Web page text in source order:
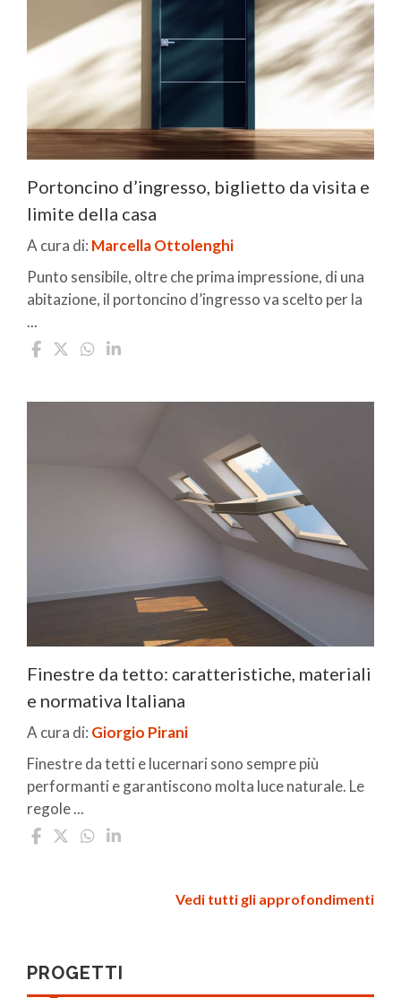
Portoncino d’ingresso, biglietto da visita e
limite della casa
A cura di: Marcella Ottolenghi
Punto sensibile, oltre che prima impressione, di una
abitazione, il portoncino d’ingresso va scelto per la
...
Finestre da tetto: caratteristiche, materiali
e normativa Italiana
A cura di: Giorgio Pirani
Finestre da tetti e lucernari sono sempre più
performanti e garantiscono molta luce naturale. Le
regole ...
Vedi tutti gli approfondimenti
PROGETTI